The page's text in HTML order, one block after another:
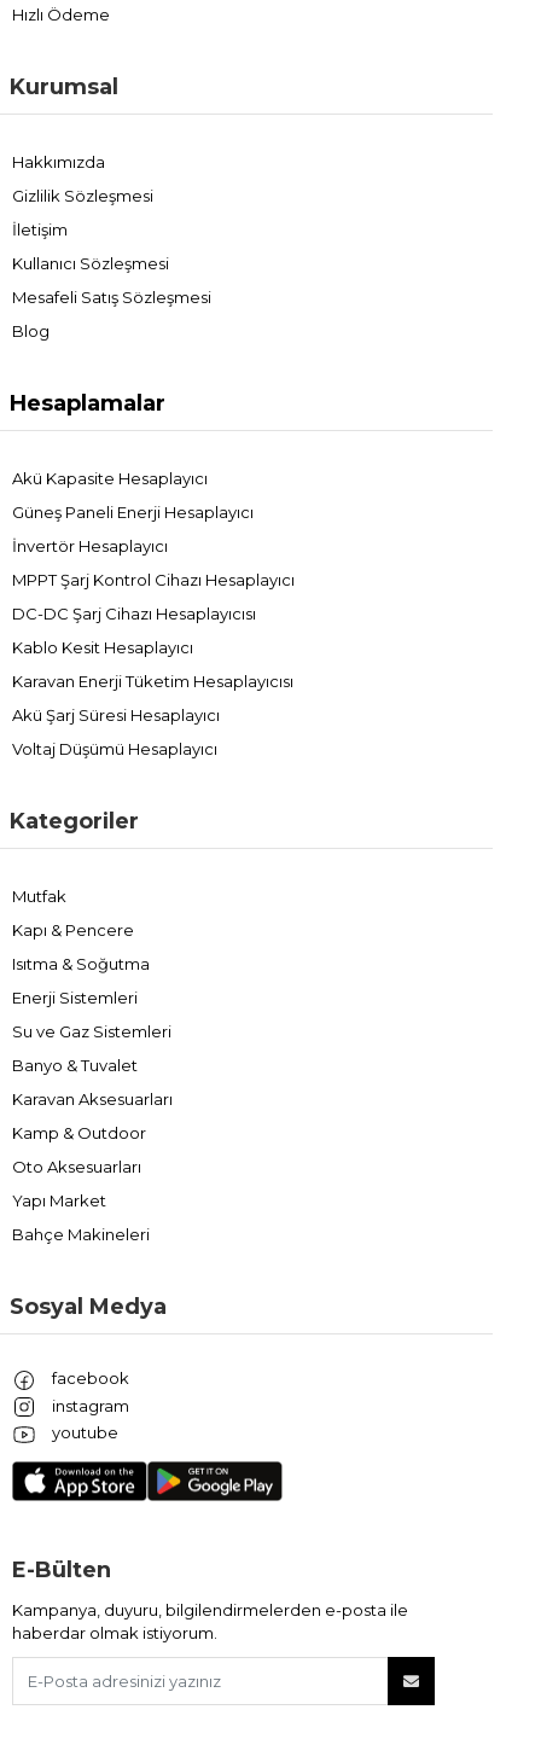
Hızlı Ödeme
Kurumsal
Hakkımızda
Gizlilik Sözleşmesi
İletişim
Kullanıcı Sözleşmesi
Mesafeli Satış Sözleşmesi
Blog
Hesaplamalar
Akü Kapasite Hesaplayıcı
Güneş Paneli Enerji Hesaplayıcı
İnvertör Hesaplayıcı
MPPT Şarj Kontrol Cihazı Hesaplayıcı
DC-DC Şarj Cihazı Hesaplayıcısı
Kablo Kesit Hesaplayıcı
Karavan Enerji Tüketim Hesaplayıcısı
Akü Şarj Süresi Hesaplayıcı
Voltaj Düşümü Hesaplayıcı
Kategoriler
Mutfak
Kapı & Pencere
Isıtma & Soğutma
Enerji Sistemleri
Su ve Gaz Sistemleri
Banyo & Tuvalet
Karavan Aksesuarları
Kamp & Outdoor
Oto Aksesuarları
Yapı Market
Bahçe Makineleri
Sosyal Medya
facebook
instagram
youtube
E-Bülten
Kampanya, duyuru, bilgilendirmelerden e-posta ile
haberdar olmak istiyorum.